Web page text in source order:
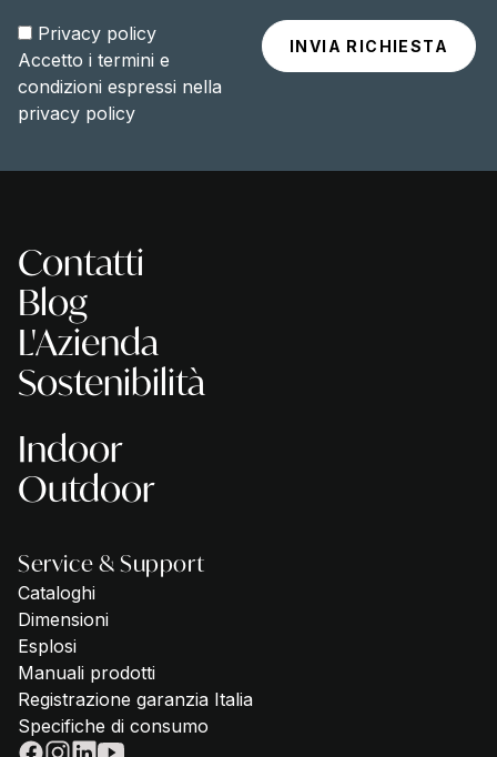
Privacy policy
Accetto i termini e
condizioni espressi nella
privacy policy
Contatti
Blog
L'Azienda
Sostenibilità
Indoor
Outdoor
Service & Support
Cataloghi
Dimensioni
Esplosi
Manuali prodotti
Registrazione garanzia Italia
Specifiche di consumo